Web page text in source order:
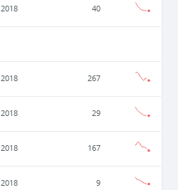
2018 40
2018 267
2018 29
2018 167
2018 9